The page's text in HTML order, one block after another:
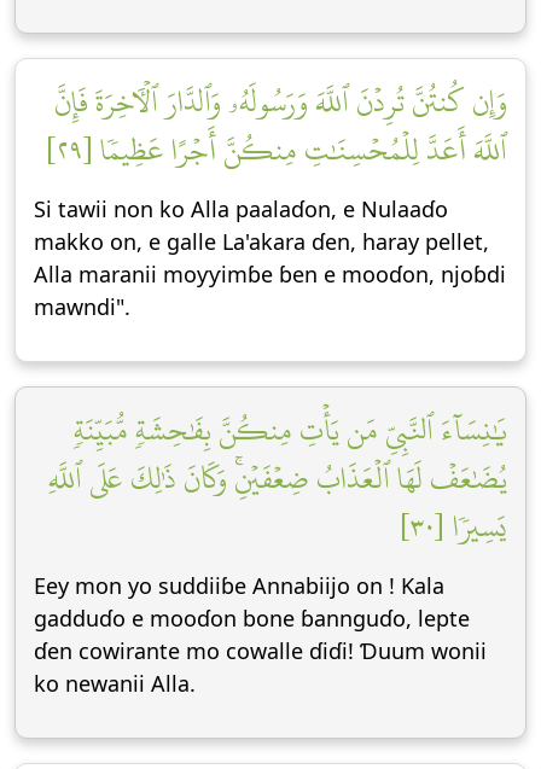
وَإِن كُنتُنَّ تُرِدۡنَ ٱللَّهَ وَرَسُولَهُۥ وَٱلدَّارَ ٱلۡأٓخِرَةَ فَإِنَّ
ٱللَّهَ أَعَدَّ لِلۡمُحۡسِنَٰتِ مِنكُنَّ أَجۡرًا عَظِيمٗا [٢٩]
Si tawii non ko Alla paalaɗon, e Nulaaɗo
makko on, e galle La'akara ɗen, haray pellet,
Alla maranii moƴƴimɓe ɓen e mooɗon, njoɓdi
mawndi".
يَٰنِسَآءَ ٱلنَّبِيِّ مَن يَأۡتِ مِنكُنَّ بِفَٰحِشَةٖ مُّبَيِّنَةٖ
يُضَٰعَفۡ لَهَا ٱلۡعَذَابُ ضِعۡفَيۡنِۚ وَكَانَ ذَٰلِكَ عَلَى ٱللَّهِ
يَسِيرٗا [٣٠]
Eey mon yo suddiiɓe Annabiijo on ! Kala
gadduɗo e mooɗon bone ɓannguɗo, lepte
ɗen cowirante mo cowalle ɗiɗi! Ɗuum wonii
ko newanii Alla.